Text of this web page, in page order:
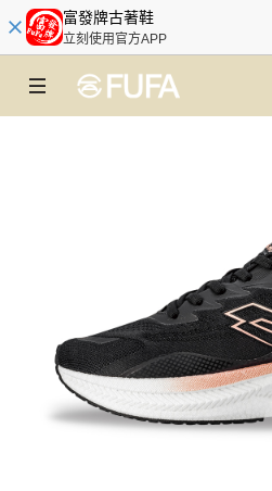
富發牌古著鞋
立刻使用官方APP